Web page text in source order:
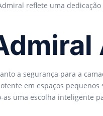
reflete uma
a segurança para a
em espaços pequenos
as uma escolha inteligente